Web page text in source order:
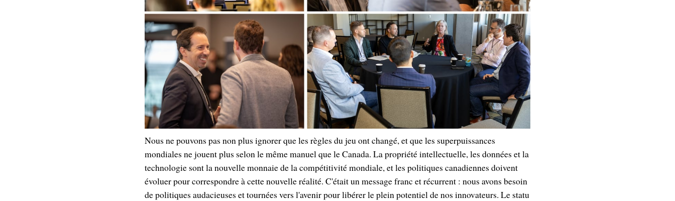
Nous ne pouvons pas non plus ignorer que les règles du jeu ont changé, et que les superpuissances
mondiales ne jouent plus selon le même manuel que le Canada. La propriété intellectuelle, les données et la
technologie sont la nouvelle monnaie de la compétitivité mondiale, et les politiques canadiennes doivent
évoluer pour correspondre à cette nouvelle réalité. C'était un message franc et récurrent : nous avons besoin
de politiques audacieuses et tournées vers l'avenir pour libérer le plein potentiel de nos innovateurs. Le statu